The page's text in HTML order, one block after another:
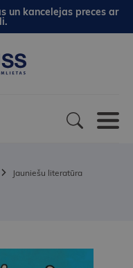
un kancelejas preces ar
Jauniešu literatūra